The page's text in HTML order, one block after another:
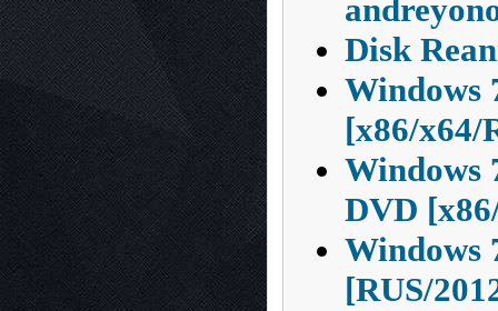
Disk
Windows
[x86/x64/
Windows
DVD
Windows
[RUS/